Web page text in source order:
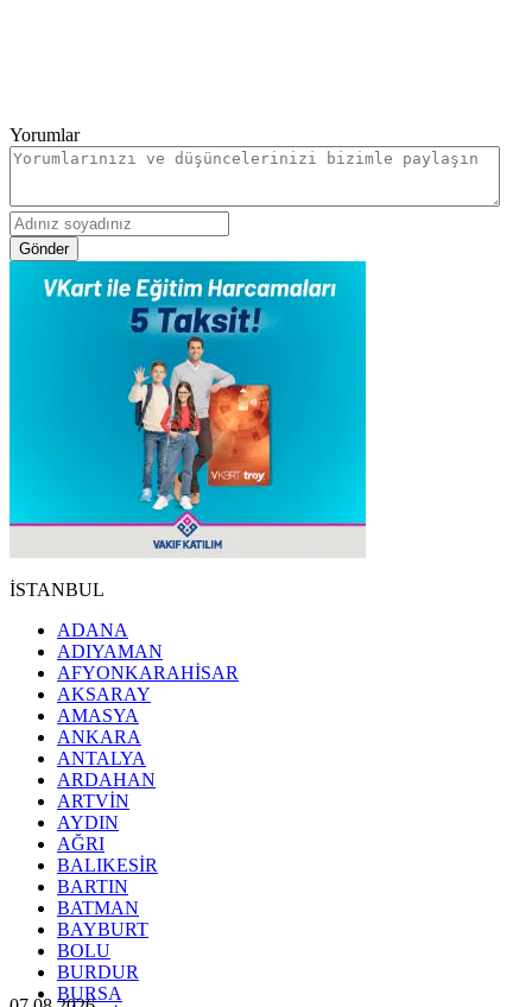
Yorumlar
Gönder
İSTANBUL
ADANA
ADIYAMAN
AFYONKARAHİSAR
AKSARAY
AMASYA
ANKARA
ANTALYA
ARDAHAN
ARTVİN
AYDIN
AĞRI
BALIKESİR
BARTIN
BATMAN
BAYBURT
BOLU
BURDUR
BURSA